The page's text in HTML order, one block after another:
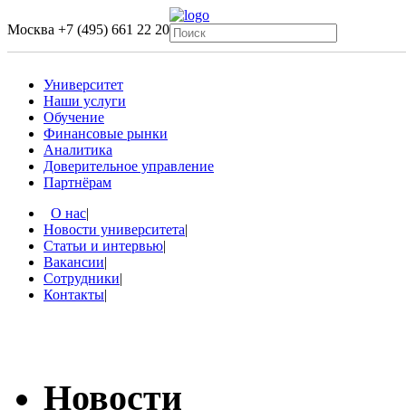
Москва +7 (495) 661 22 20
Университет
Наши услуги
Обучение
Финансовые рынки
Аналитика
Доверительное управление
Партнёрам
О нас|
Новости университета|
Статьи и интервью|
Вакансии|
Сотрудники|
Контакты|
Новости